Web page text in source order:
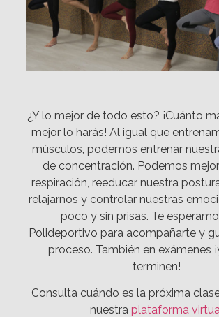
¿Y lo mejor de todo esto? ¡Cuánto
mejor lo harás! Al igual que
músculos, podemos entrenar
de concentración. Podemos
respiración, reeducar nuestra
relajarnos y controlar nuestras
poco y sin prisas. Te
Polideportivo para acompañarte y
proceso. También en exámenes
terminen!
Consulta cuándo es la próxima
nuestra plataforma